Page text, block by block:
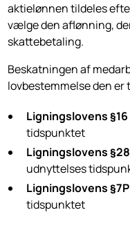
aktielønnen tildeles
vælge den aflønning,
skattebetaling.
Beskatningen af
lovbestemmelse den
Ligningslovens §16
tidspunktet
Ligningslovens §28
udnyttelses
Ligningslovens §7P
tidspunktet